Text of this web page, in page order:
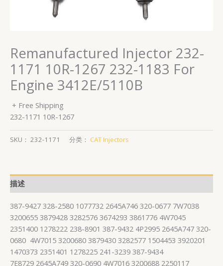
Remanufactured Injector 232-
1171 10R-1267 232-1183 For
Engine 3412E/5110B
+ Free Shipping
232-1171 10R-1267
SKU： 232-1171 分类： CAT Injectors
描述
387-9427 328-2580 1077732 2645A746 320-0677 7W7038
3200655 3879428 3282576 3674293 3861776 4W7045
2351400 1278222 238-8901 387-9432 4P2995 2645A747 320-
0680 4W7015 3200680 3879430 3282577 1504453 3920201
1470373 2351401 1278225 241-3239 387-9434
7E8729 2645A749 320-0690 4W7016 3200688 2250117